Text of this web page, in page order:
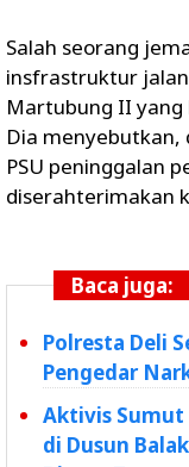
Salah seorang
insfrastruktur
Martubung II
Dia menyebutkan,
PSU peninggalan
diserahterimakan
Baca juga:
Polresta Deli
Pengedar
Aktivis Sumut
di Dusun